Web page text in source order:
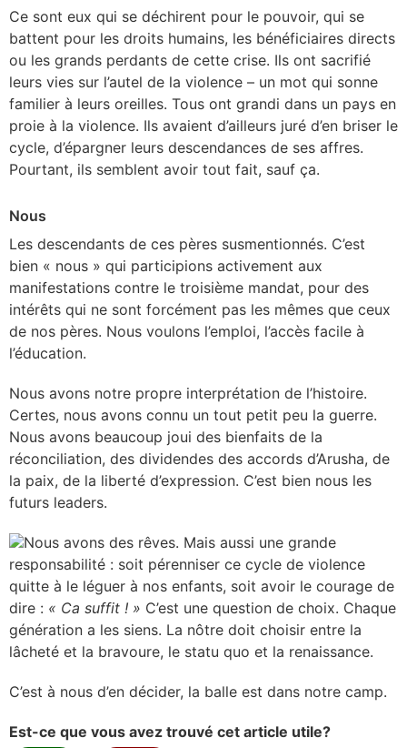
Ce sont eux qui se déchirent pour le pouvoir, qui se
battent pour les droits humains, les bénéficiaires directs
ou les grands perdants de cette crise. Ils ont sacrifié
leurs vies sur l’autel de la violence – un mot qui sonne
familier à leurs oreilles. Tous ont grandi dans un pays en
proie à la violence. Ils avaient d’ailleurs juré d’en briser le
cycle, d’épargner leurs descendances de ses affres.
Pourtant, ils semblent avoir tout fait, sauf ça.
Nous
Les descendants de ces pères susmentionnés. C’est
bien « nous » qui participions activement aux
manifestations contre le troisième mandat, pour des
intérêts qui ne sont forcément pas les mêmes que ceux
de nos pères. Nous voulons l’emploi, l’accès facile à
l’éducation.
Nous avons notre propre interprétation de l’histoire.
Certes, nous avons connu un tout petit peu la guerre.
Nous avons beaucoup joui des bienfaits de la
réconciliation, des dividendes des accords d’Arusha, de
la paix, de la liberté d’expression. C’est bien nous les
futurs leaders.
Nous avons des rêves. Mais aussi une grande
responsabilité : soit pérenniser ce cycle de violence
quitte à le léguer à nos enfants, soit avoir le courage de
dire : « Ca suffit ! » C’est une question de choix. Chaque
génération a les siens. La nôtre doit choisir entre la
lâcheté et la bravoure, le statu quo et la renaissance.
C’est à nous d’en décider, la balle est dans notre camp.
Est-ce que vous avez trouvé cet article utile?